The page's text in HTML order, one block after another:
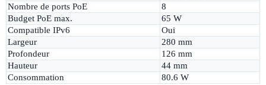
Nombre de ports PoE
8
Budget PoE max.
65 W
Compatible IPv6
Oui
Largeur
280 mm
Profondeur
126 mm
Hauteur
44 mm
Consommation
80.6 W